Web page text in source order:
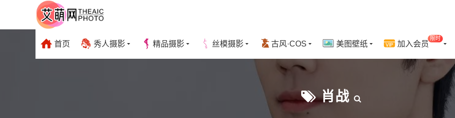
首页 秀人摄影 精品摄影 丝模摄影 古风·COS 美图壁纸 加入会员
限时
肖战